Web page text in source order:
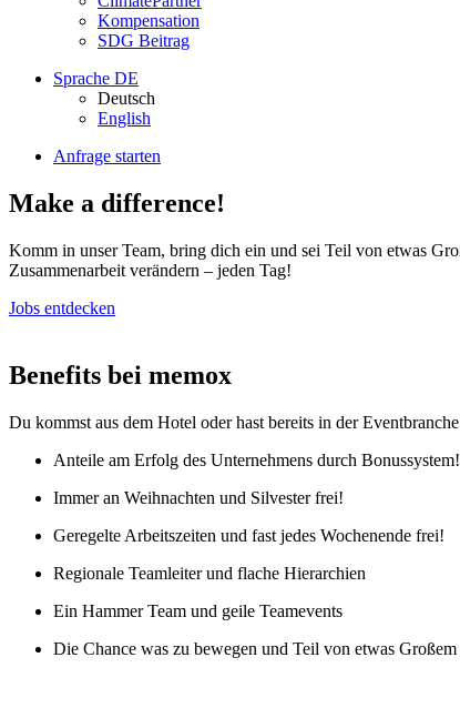
Kompensation
SDG Beitrag
Sprache DE
Deutsch
English
Anfrage starten
Make a difference!
Komm in unser Team, bring dich ein und sei Teil von etwas
Zusammenarbeit verändern – jeden Tag!
Jobs entdecken
Benefits bei memox
Du kommst aus dem Hotel oder hast bereits in der
Anteile am Erfolg des Unternehmens durch Bonussystem!
Immer an Weihnachten und Silvester frei!
Geregelte Arbeitszeiten und fast jedes Wochenende frei!
Regionale Teamleiter und flache Hierarchien
Ein Hammer Team und geile Teamevents
Die Chance was zu bewegen und Teil von etwas Großem